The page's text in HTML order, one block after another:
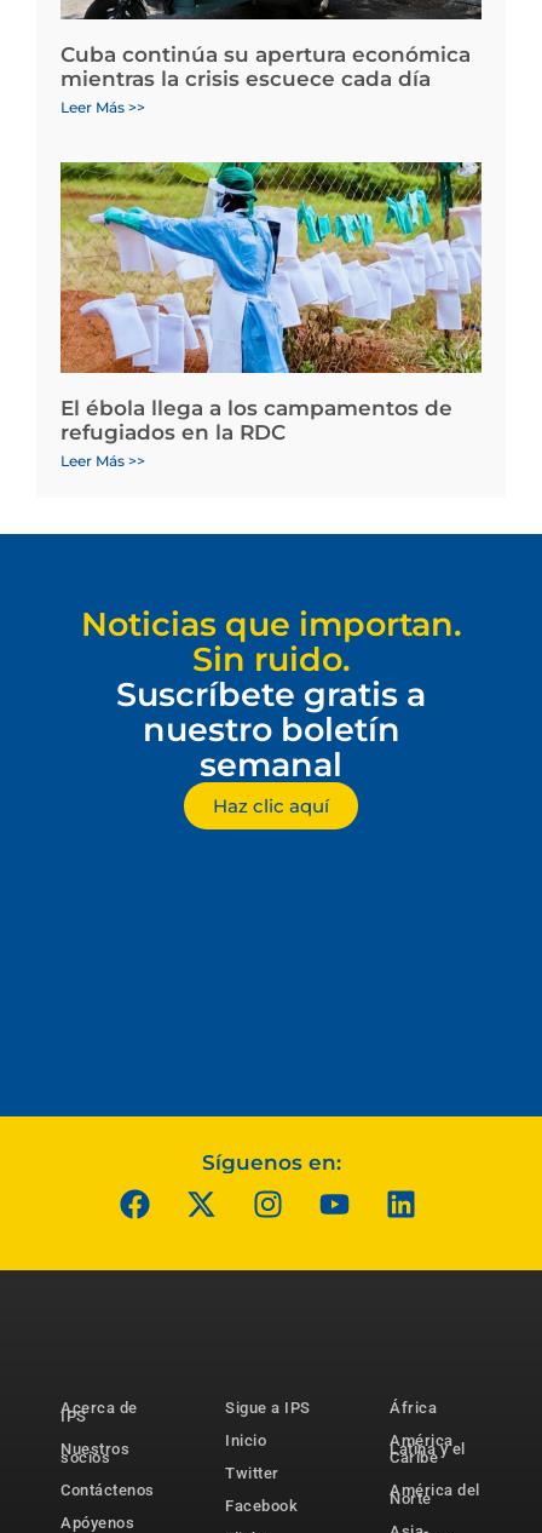
Cuba continúa su apertura económica
mientras la crisis escuece cada día
Leer Más >>
El ébola llega a los campamentos de
refugiados en la RDC
Leer Más >>
Noticias que importan.
Sin ruido.
Suscríbete gratis a
nuestro boletín
semanal
Haz clic aquí
Síguenos en:
Acerca de
IPS
Nuestros
socios
Contáctenos
Apóyenos
Sigue a IPS
Inicio
Twitter
Facebook
África
América
Latina y el
Caribe
América del
Norte